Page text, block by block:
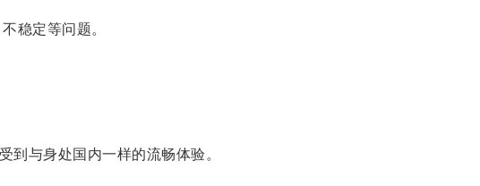
稳定等问题。
与身处国内一样的流畅体验。